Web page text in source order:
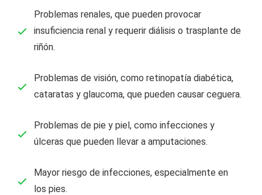
Problemas renales, que pueden provocar
insuficiencia renal y requerir diálisis o trasplante de
riñón.
Problemas de visión, como retinopatía diabética,
cataratas y glaucoma, que pueden causar ceguera.
Problemas de pie y piel, como infecciones y
úlceras que pueden llevar a amputaciones.
Mayor riesgo de infecciones, especialmente en
los pies.